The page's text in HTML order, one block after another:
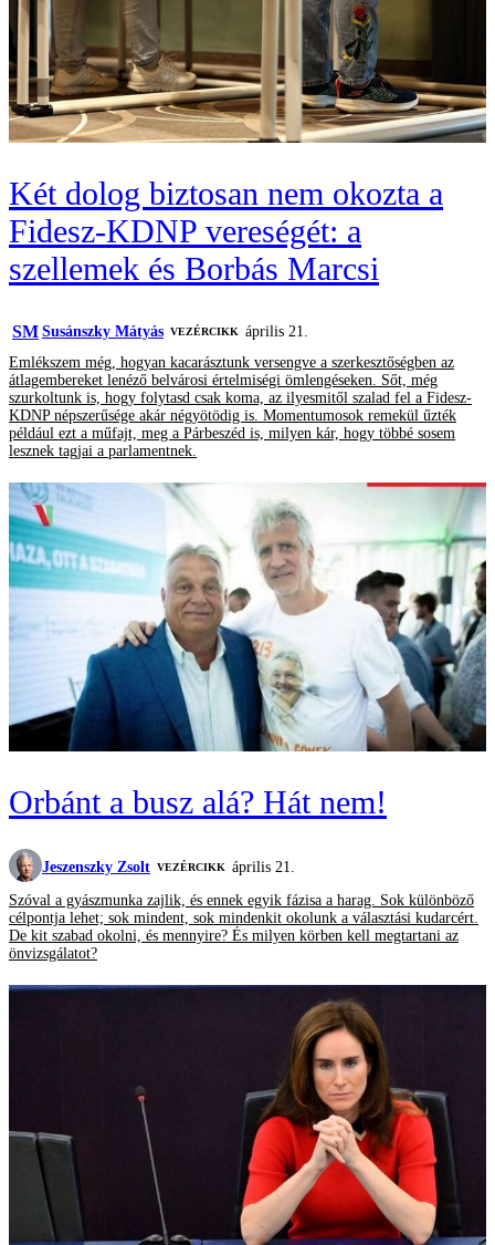
Két dolog biztosan nem okozta a
Fidesz-KDNP vereségét: a
szellemek és Borbás Marcsi
SM Susánszky Mátyás VEZÉRCIKK
április 21.
Emlékszem még, hogyan kacarásztunk versengve a szerkesztőségben az
átlagembereket lenéző belvárosi értelmiségi ömlengéseken. Sőt, még
szurkoltunk is, hogy folytasd csak koma, az ilyesmitől szalad fel a Fidesz-
KDNP népszerűsége akár négyötödig is. Momentumosok remekül űzték
például ezt a műfajt, meg a Párbeszéd is, milyen kár, hogy többé sosem
lesznek tagjai a parlamentnek.
Orbánt a busz alá? Hát nem!
Jeszenszky Zsolt VEZÉRCIKK
április 21.
Szóval a gyászmunka zajlik, és ennek egyik fázisa a harag. Sok különböző
célpontja lehet; sok mindent, sok mindenkit okolunk a választási kudarcért.
De kit szabad okolni, és mennyire? És milyen körben kell megtartani az
önvizsgálatot?